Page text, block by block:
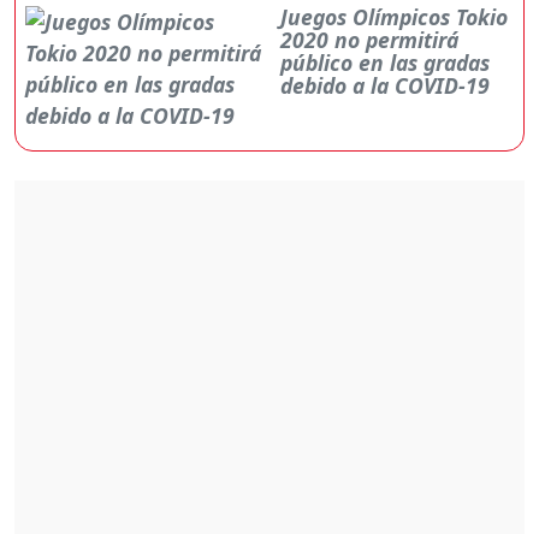
Juegos Olímpicos Tokio
2020 no permitirá
público en las gradas
debido a la COVID-19